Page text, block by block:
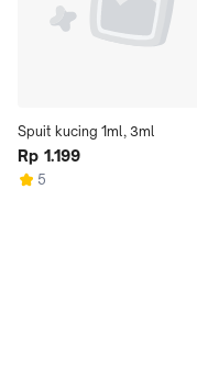
Spuit kucing 1ml, 3ml
Rp 1.199
5